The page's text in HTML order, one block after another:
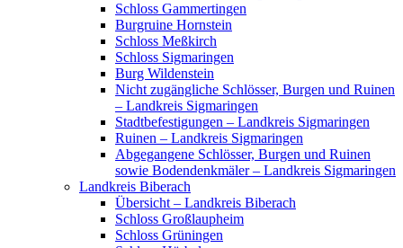
Schloss Gammertingen
Burgruine Hornstein
Schloss Meßkirch
Schloss Sigmaringen
Burg Wildenstein
Nicht zugängliche Schlösser, Burgen und Ruinen
– Landkreis Sigmaringen
Stadtbefestigungen – Landkreis Sigmaringen
Ruinen – Landkreis Sigmaringen
Abgegangene Schlösser, Burgen und Ruinen
sowie Bodendenkmäler – Landkreis Sigmaringen
Landkreis Biberach
Übersicht – Landkreis Biberach
Schloss Großlaupheim
Schloss Grüningen